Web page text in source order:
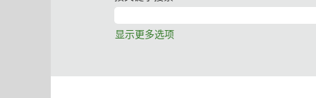
显示更多选项